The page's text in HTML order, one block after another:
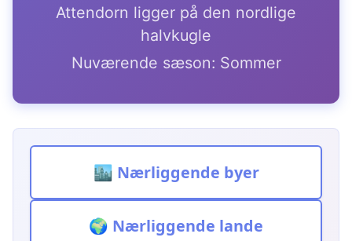
Attendorn ligger på den nordlige
halvkugle
Nuværende sæson: Sommer
🏙️ Nærliggende byer
🌍 Nærliggende lande